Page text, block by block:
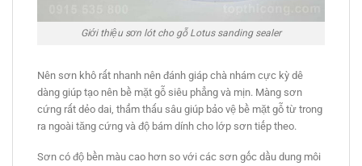
Giới thiệu sơn lót cho gỗ Lotus sanding sealer
Nên sơn khô rất nhanh nên đánh giáp chà nhám cực kỳ dê
dàng giúp tạo nên bề mặt gỗ siêu phẳng và mịn. Màng sơn
cứng rất dẻo dai, thẩm thấu sâu giúp bảo vệ bề mặt gỗ từ trong
ra ngoài tăng cứng và độ bám dính cho lớp sơn tiếp theo.
Sơn có độ bền màu cao hơn so với các sơn gốc dầu dung môi